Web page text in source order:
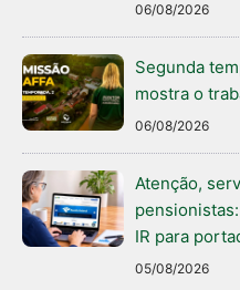
06/08/2026
Segunda
mostra o
06/08/2026
Atenção,
IR para
05/08/2026